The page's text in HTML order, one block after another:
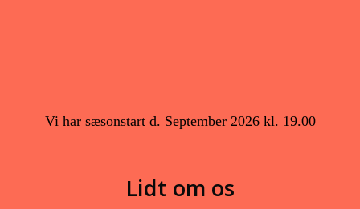
Vi har sæsonstart d. September 2026 kl. 19.00
Lidt om os